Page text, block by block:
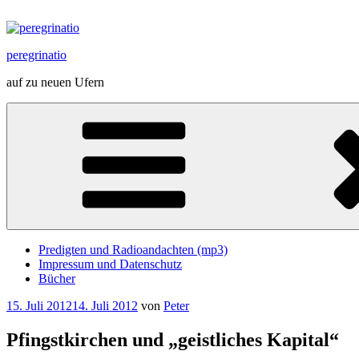
Inhalt
peregrinatio
auf zu neuen Ufern
Predigten und Radioandachten (mp3)
Impressum und Datenschutz
Bücher
Veröffentlicht
15. Juli 201214. Juli 2012 von Peter
Pfingstkirchen und „geistliches Kapital“